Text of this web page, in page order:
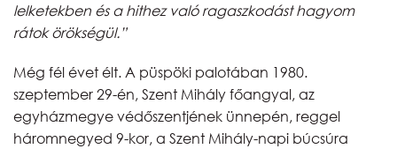
lelketekben és a hithez való ragaszkodást hagyom
rátok örökségül.”
Még fél évet élt. A püspöki palotában 1980.
szeptember 29-én, Szent Mihály főangyal, az
egyházmegye védőszentjének ünnepén, reggel
háromnegyed 9-kor, a Szent Mihály-napi búcsúra